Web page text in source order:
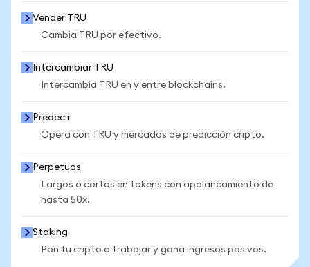
Vender TRU
Cambia TRU por efectivo.
Intercambiar TRU
Intercambia TRU en y entre blockchains.
Predecir
Opera con TRU y mercados de predicción cripto.
Perpetuos
Largos o cortos en tokens con apalancamiento de
hasta 50x.
Staking
Pon tu cripto a trabajar y gana ingresos pasivos.